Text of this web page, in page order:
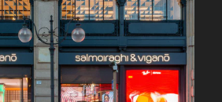
di carattere pubblicitario (consultare
per ulteriori informazioni).